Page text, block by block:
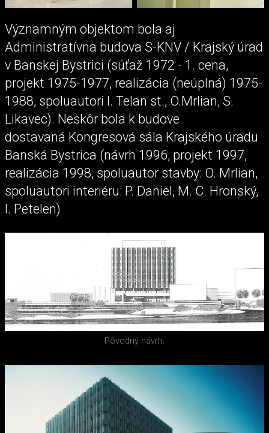
Významným objektom bola aj
Administratívna budova S-KNV / Krajský úrad
v Banskej Bystrici (súťaž 1972 - 1. cena,
projekt 1975-1977, realizácia (neúplná) 1975-
1988, spoluautori I. Telan st., O.Mrlian, S.
Likavec). Neskôr bola k budove
dostavaná Kongresová sála Krajského úradu
Banská Bystrica (návrh 1996, projekt 1997,
realizácia 1998, spoluautor stavby: O. Mrlian,
spoluautori interiéru: P. Daniel, M. C. Hronský,
I. Petelen)
Pôvodný návrh.